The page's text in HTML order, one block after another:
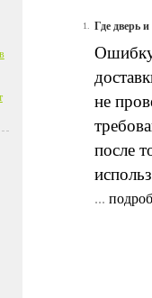
1. Где дверь
Ошибку
не
после
...